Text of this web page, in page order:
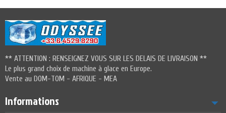
** ATTENTION : RENSEIGNEZ VOUS SUR LES DELAIS DE LIVRAISON **
Le plus grand choix de machine à glace en Europe.
Vente au DOM-TOM - AFRIQUE - MEA
Informations